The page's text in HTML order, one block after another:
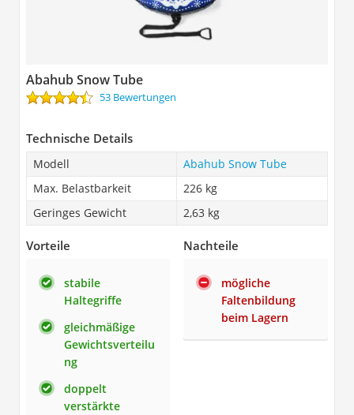
Abahub Snow Tube
53 Bewertungen
Technische Details
Modell
Abahub Snow Tube
Max. Belastbarkeit
226 kg
Geringes Gewicht
2,63 kg
Vorteile
stabile
Haltegriffe
gleichmäßige
Gewichtsverteilu
ng
doppelt
verstärkte
Nachteile
mögliche
Faltenbildung
beim Lagern